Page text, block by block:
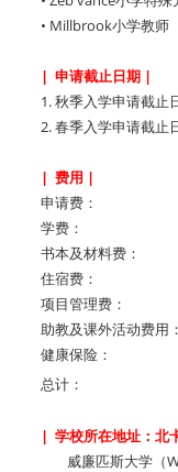
• Millbrook小学教师
| 申请截止日期 |
1. 秋季入学申请截止
2. 春季入学申请截止
| 费用 |
申请费：
学费：
书本及材料费：
住宿费：
项目管理费：
助教及课外活动费用
健康保险：
总计：
| 学校所在地址：北
威廉匹斯大学（